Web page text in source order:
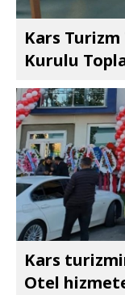
Kars Turizm
Kurulu
Kars
Otel